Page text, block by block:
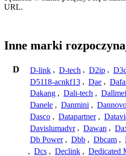
URL.
Inne marki
D D-link , D-tech , D2ip ,
D5118-acnkf13 , Dae ,
Dakang , Dali-tech ,
Danele , Danmini ,
Dasco , Datapartner ,
Davislumadvr , Dawan ,
Db Power , Dbb , Dbcam ,
, Dcs , Declink , Dedicated